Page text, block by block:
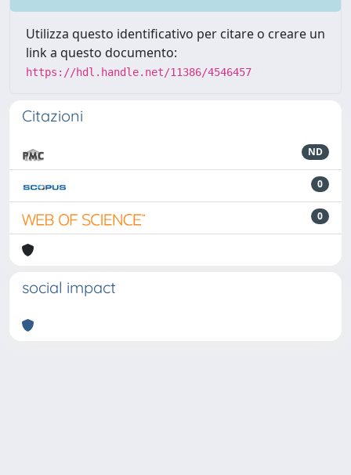
Utilizza questo identificativo per citare o creare un
link a questo documento:
https://hdl.handle.net/11386/4546457
Citazioni
ND
0
0
social impact